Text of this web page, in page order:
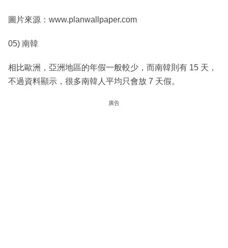
圖片來源：www.planwallpaper.com
05) 南韓
相比歐洲，亞洲地區的年假一般較少，而南韓則有 15 天，
不過資料顯示，很多南韓人平均只會放 7 天假。
廣告